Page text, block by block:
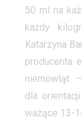
50 ml na
każdy
Katarzyna
producenta
niemowląt.
dla
ważące 13-